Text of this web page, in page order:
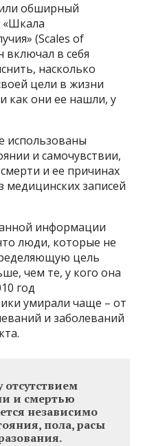
обширный
«Шкала
(Scales of
включал в себя
насколько
цели в жизни
как они ее нашли, у
использованы
и самочувствии,
и ее причинах
медицинских записей
информации
люди, которые не
цель
чем те, у кого она
год
умирали чаще – от
и заболеваний
и смертью
независимо
пола, расы